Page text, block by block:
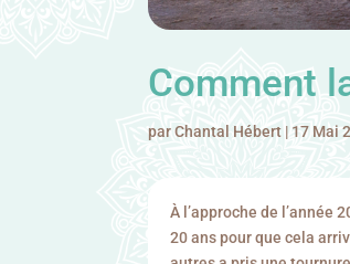
Comment
parChantal Hébert | 17 Mai
À l’approche de l’année
20 ans pour que cela